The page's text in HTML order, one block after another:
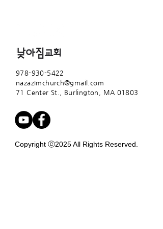
978-930-5422
nazazimchurch@gmail.com
71 Center St., Burlington, MA 01803
Copyright ⓒ2025 All Rights Reserved.